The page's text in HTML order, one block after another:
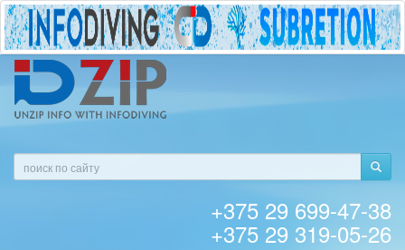
+375 29 699-47-38
+375 29 319-05-26